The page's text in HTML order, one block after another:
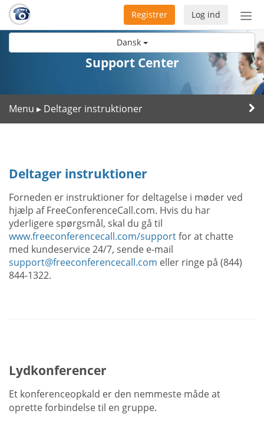
Dansk
Slå
til/
Log ind
Registrer
Support Center
Menu ▸ Deltager instruktioner
Deltager instruktioner
Forneden er instruktioner for deltagelse i møder ved
hjælp af FreeConferenceCall.com. Hvis du har
yderligere spørgsmål, skal du gå til
www.freeconferencecall.com/supportfor at chatte
med kundeservice 24/7, sende e-mail
support@freeconferencecall.com eller ringe på (844)
844-1322.
Lydkonferencer
Et konferenceopkald er den nemmeste måde at
oprette forbindelse til en gruppe.